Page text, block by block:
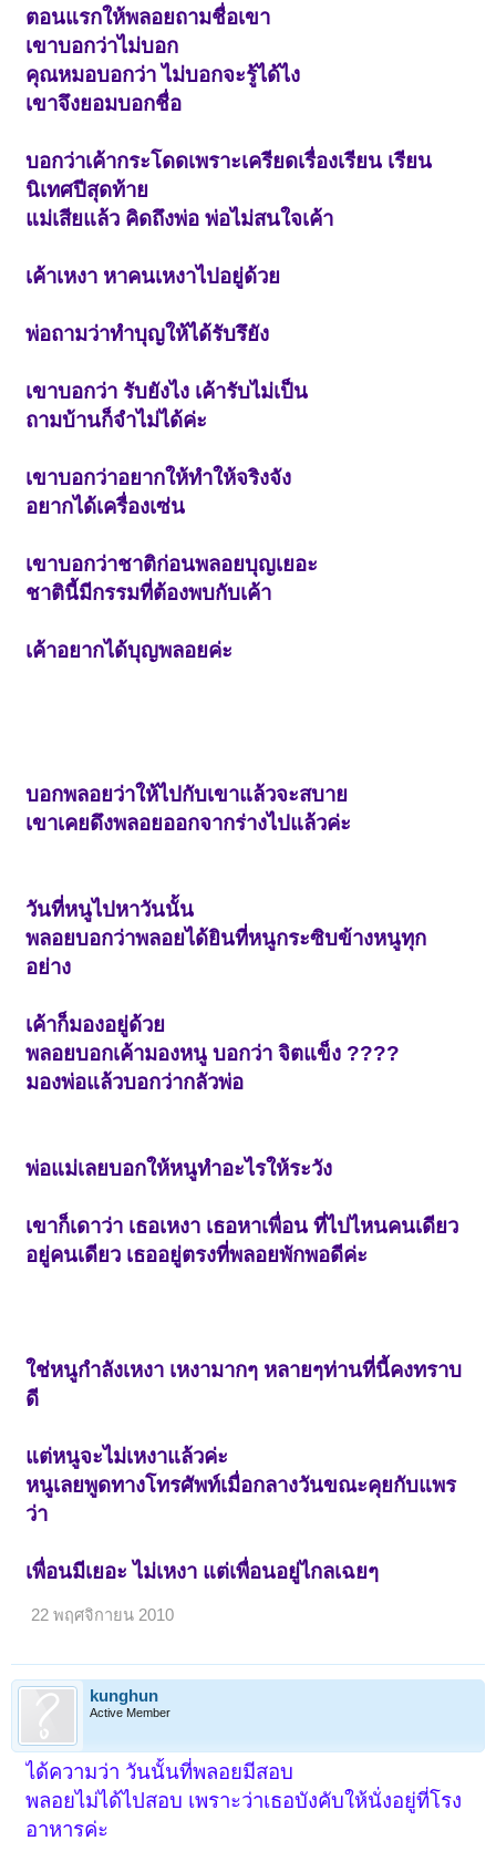
ตอนแรกให้พลอยถามชื่อเขา
เขาบอกว่าไม่บอก
คุณหมอบอกว่า ไม่บอกจะรู้ได้ไง
เขาจึงยอมบอกชื่อ
บอกว่าเค้ากระโดดเพราะเครียดเรื่องเรียน เรียน
นิเทศปีสุดท้าย
แม่เสียแล้ว คิดถึงพ่อ พ่อไม่สนใจเค้า
เค้าเหงา หาคนเหงาไปอยู่ด้วย
พ่อถามว่าทำบุญให้ได้รับรึยัง
เขาบอกว่า รับยังไง เค้ารับไม่เป็น
ถามบ้านก็จำไม่ได้ค่ะ
เขาบอกว่าอยากให้ทำให้จริงจัง
อยากได้เครื่องเซ่น
เขาบอกว่าชาติก่อนพลอยบุญเยอะ
ชาตินี้มีกรรมที่ต้องพบกับเค้า
เค้าอยากได้บุญพลอยค่ะ
บอกพลอยว่าให้ไปกับเขาแล้วจะสบาย
เขาเคยดึงพลอยออกจากร่างไปแล้วค่ะ
วันที่หนูไปหาวันนั้น
พลอยบอกว่าพลอยได้ยินที่หนูกระซิบข้างหนูทุก
อย่าง
เค้าก็มองอยู่ด้วย
พลอยบอกเค้ามองหนู บอกว่า จิตแข็ง ????
มองพ่อแล้วบอกว่ากลัวพ่อ
พ่อแม่เลยบอกให้หนูทำอะไรให้ระวัง
เขาก็เดาว่า เธอเหงา เธอหาเพื่อน ที่ไปไหนคนเดียว
อยู่คนเดียว เธออยู่ตรงที่พลอยพักพอดีค่ะ
ใช่หนูกำลังเหงา เหงามากๆ หลายๆท่านที่นี้คงทราบ
ดี
แต่หนูจะไม่เหงาแล้วค่ะ
หนูเลยพูดทางโทรศัพท์เมื่อกลางวันขณะคุยกับแพร
ว่า
เพื่อนมีเยอะ ไม่เหงา แต่เพื่อนอยู่ไกลเฉยๆ
22 พฤศจิกายน 2010
kunghun
Active Member
ได้ความว่า วันนั้นที่พลอยมีสอบ
พลอยไม่ได้ไปสอบ เพราะว่าเธอบังคับให้นั่งอยู่ที่โรง
อาหารค่ะ